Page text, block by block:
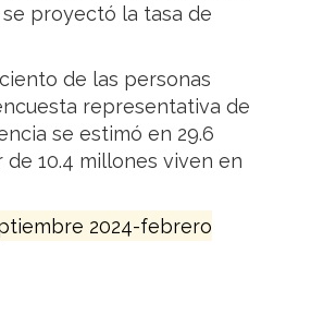
proyectó la tasa de
de las personas
representativa de
se estimó en 29.6
10.4 millones viven en
2024-febrero